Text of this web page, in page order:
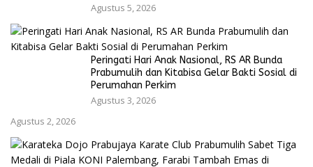
Agustus 5, 2026
Peringati Hari Anak Nasional, RS AR Bunda
Prabumulih dan Kitabisa Gelar Bakti Sosial di
Perumahan Perkim
Agustus 3, 2026
Agustus 2, 2026